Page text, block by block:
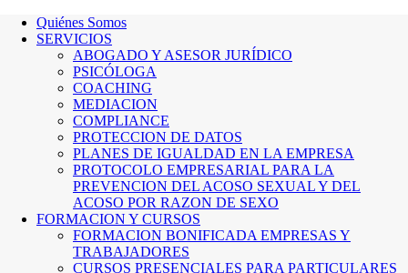
Quiénes Somos
SERVICIOS
ABOGADO Y ASESOR JURÍDICO
PSICÓLOGA
COACHING
MEDIACION
COMPLIANCE
PROTECCION DE DATOS
PLANES DE IGUALDAD EN LA EMPRESA
PROTOCOLO EMPRESARIAL PARA LA
PREVENCION DEL ACOSO SEXUAL Y DEL
ACOSO POR RAZON DE SEXO
FORMACION Y CURSOS
FORMACION BONIFICADA EMPRESAS Y
TRABAJADORES
CURSOS PRESENCIALES PARA PARTICULARES